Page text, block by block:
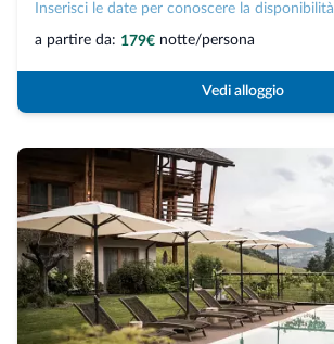
Inserisci le date per conoscere la disponibilità
a partire da: 179€ notte/persona
Vedi alloggio